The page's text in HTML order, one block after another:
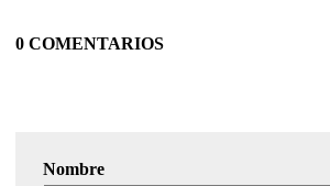
0 COMENTARIOS
Nombre